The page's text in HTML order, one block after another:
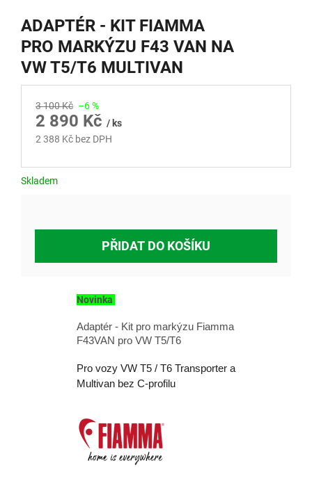
ADAPTÉR - KIT FIAMMA
PRO MARKÝZU F43 VAN NA
VW T5/T6 MULTIVAN
3 100 Kč –6 %
2 890 Kč / ks
2 388 Kč bez DPH
Skladem
PŘIDAT DO KOŠÍKU
Novinka
Adaptér - Kit pro markýzu Fiamma
F43VAN pro VW T5/T6
Pro vozy VW T5 / T6 Transporter a
Multivan bez C-profilu